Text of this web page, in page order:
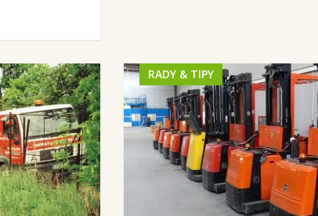
RADY & TIPY